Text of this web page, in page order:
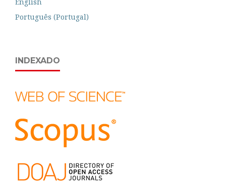
Português (Portugal)
INDEXADO